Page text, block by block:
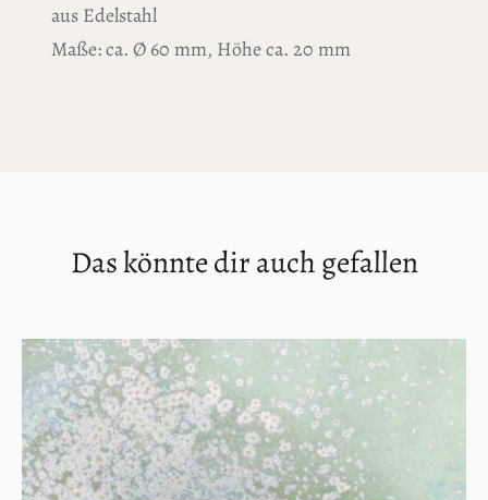
aus Edelstahl
Maße: ca. Ø 60 mm, Höhe ca. 20 mm
Das könnte dir auch gefallen